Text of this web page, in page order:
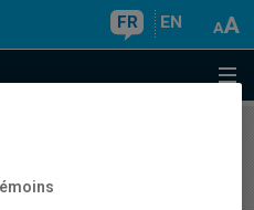
FR EN